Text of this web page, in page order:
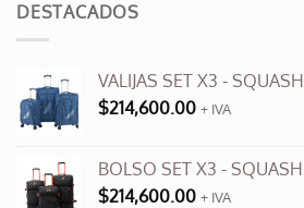
DESTACADOS
VALIJAS SET X3 - SQUASH
$214,600.00 + IVA
BOLSO SET X3 - SQUASH
$214,600.00 + IVA